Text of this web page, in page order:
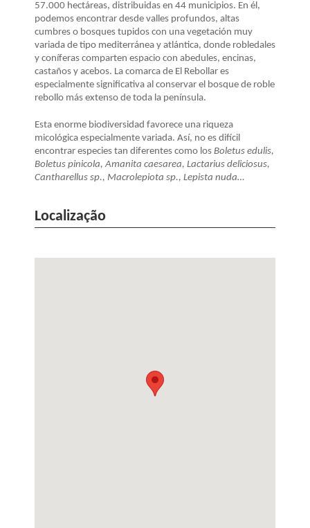
57.000 hectáreas, distribuidas en 44 municipios. En él,
podemos encontrar desde valles profundos, altas
cumbres o bosques tupidos con una vegetación muy
variada de tipo mediterránea y atlántica, donde robledales
y coníferas comparten espacio con abedules, encinas,
castaños y acebos. La comarca de El Rebollar es
especialmente significativa al conservar el bosque de roble
rebollo más extenso de toda la península.
Esta enorme biodiversidad favorece una riqueza
micológica especialmente variada. Así, no es difícil
encontrar especies tan diferentes como los Boletus edulis,
Boletus pinicola, Amanita caesarea, Lactarius deliciosus,
Cantharellus sp., Macrolepiota sp., Lepista nuda…
Localização